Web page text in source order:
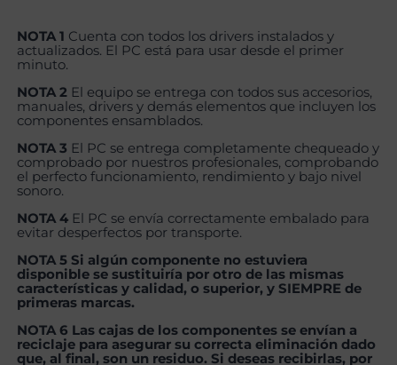
NOTA 1 Cuenta con todos los drivers instalados y
actualizados. El PC está para usar desde el primer
minuto.
NOTA 2 El equipo se entrega con todos sus accesorios,
manuales, drivers y demás elementos que incluyen los
componentes ensamblados.
NOTA 3 El PC se entrega completamente chequeado y
comprobado por nuestros profesionales, comprobando
el perfecto funcionamiento, rendimiento y bajo nivel
sonoro.
NOTA 4 El PC se envía correctamente embalado para
evitar desperfectos por transporte.
NOTA 5 Si algún componente no estuviera
disponible se sustituiría por otro de las mismas
características y calidad, o superior, y SIEMPRE de
primeras marcas.
NOTA 6 Las cajas de los componentes se envían a
reciclaje para asegurar su correcta eliminación dado
que, al final, son un residuo. Si deseas recibirlas, por